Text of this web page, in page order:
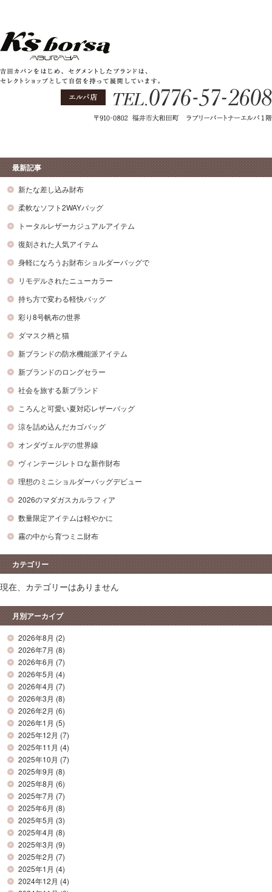
最新記事
新たな差し込み財布
柔軟なソフト2WAYバッグ
トータルレザーカジュアルアイテム
復刻された人気アイテム
身軽になろうお財布ショルダーバッグで
リモデルされたニューカラー
持ち方で変わる軽快バッグ
彩り8号帆布の世界
ダマスク柄と猫
新ブランドの防水機能派アイテム
新ブランドのロングセラー
社会を旅する新ブランド
ころんと可愛い夏対応レザーバッグ
涼を詰め込んだカゴバッグ
オンダヴェルデの世界線
ヴィンテージレトロな新作財布
理想のミニショルダーバッグデビュー
2026のマダガスカルラフィア
数量限定アイテムは軽やかに
霧の中から育つミニ財布
カテゴリー
現在、カテゴリーはありません
月別アーカイブ
2026年8月 (2)
2026年7月 (8)
2026年6月 (7)
2026年5月 (4)
2026年4月 (7)
2026年3月 (8)
2026年2月 (6)
2026年1月 (5)
2025年12月 (7)
2025年11月 (4)
2025年10月 (7)
2025年9月 (8)
2025年8月 (6)
2025年7月 (7)
2025年6月 (8)
2025年5月 (3)
2025年4月 (8)
2025年3月 (9)
2025年2月 (7)
2025年1月 (4)
2024年12月 (4)